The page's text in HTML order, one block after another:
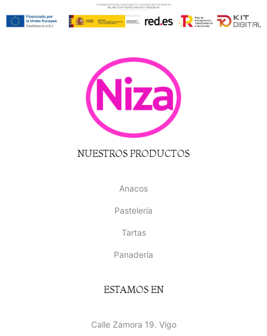
NUESTROS PRODUCTOS
Anacos
Pastelería
Tartas
Panadería
ESTAMOS EN
Calle Zamora 19. Vigo